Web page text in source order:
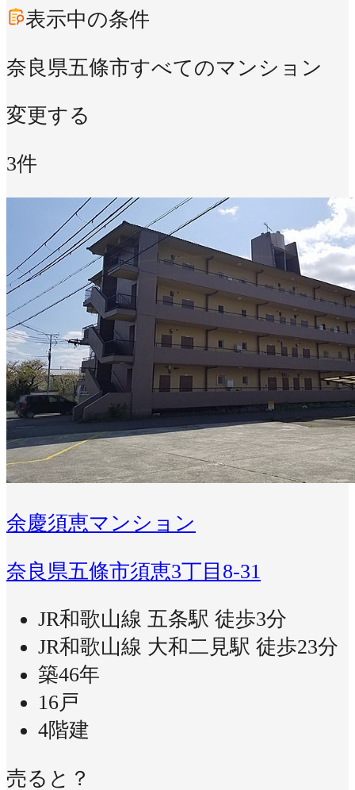
表示中の条件
奈良県五條市すべてのマンション
変更する
3件
余慶須恵マンション
奈良県五條市須恵3丁目8-31
JR和歌山線 五条駅 徒歩3分
JR和歌山線 大和二見駅 徒歩23分
築46年
16戸
4階建
売ると？